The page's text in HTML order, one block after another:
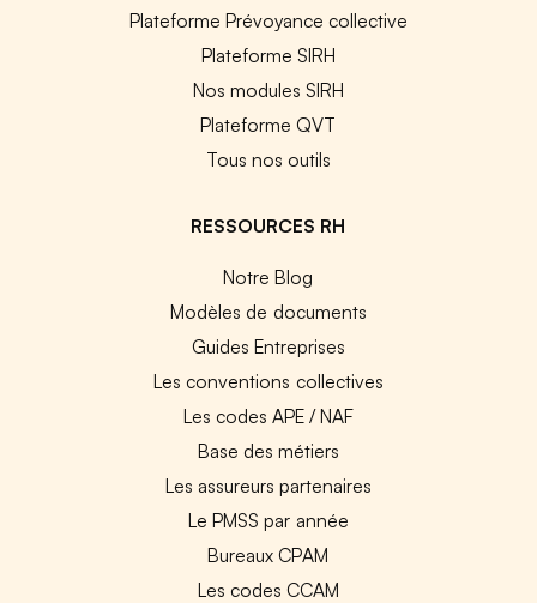
Plateforme Prévoyance collective
Plateforme SIRH
Nos modules SIRH
Plateforme QVT
Tous nos outils
RESSOURCES RH
Notre Blog
Modèles de documents
Guides Entreprises
Les conventions collectives
Les codes APE / NAF
Base des métiers
Les assureurs partenaires
Le PMSS par année
Bureaux CPAM
Les codes CCAM